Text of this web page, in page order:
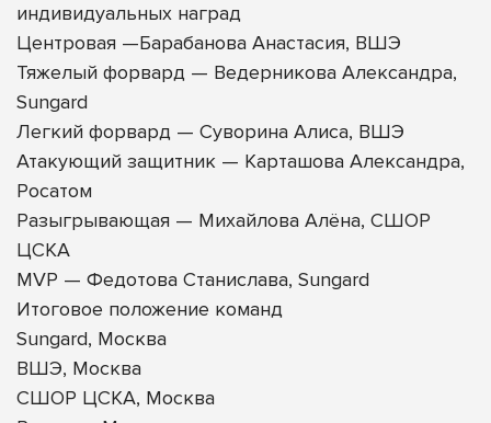
индивидуальных наград
Центровая —Барабанова Анастасия, ВШЭ
Тяжелый форвард — Ведерникова Александра,
Sungard
Легкий форвард — Суворина Алиса, ВШЭ
Атакующий защитник — Карташова Александра,
Росатом
Разыгрывающая — Михайлова Алёна, СШОР
ЦСКА
MVP — Федотова Станислава, Sungard
Итоговое положение команд
Sungard, Москва
ВШЭ, Москва
СШОР ЦСКА, Москва